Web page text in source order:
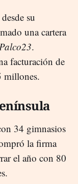
su
una cartera
.
facturación de
millones.
34 gimnasios
la firma
el año con 80